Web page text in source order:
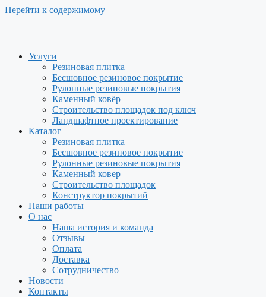
Перейти к содержимому
Услуги
Резиновая плитка
Бесшовное резиновое покрытие
Рулонные резиновые покрытия
Каменный ковёр
Строительство площадок под ключ
Ландшафтное проектирование
Каталог
Резиновая плитка
Бесшовное резиновое покрытие
Рулонные резиновые покрытия
Каменный ковер
Строительство площадок
Конструктор покрытий
Наши работы
О нас
Наша история и команда
Отзывы
Оплата
Доставка
Сотрудничество
Новости
Контакты